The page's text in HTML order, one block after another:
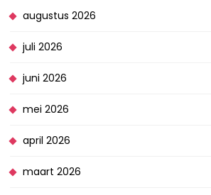
augustus 2026
juli 2026
juni 2026
mei 2026
april 2026
maart 2026